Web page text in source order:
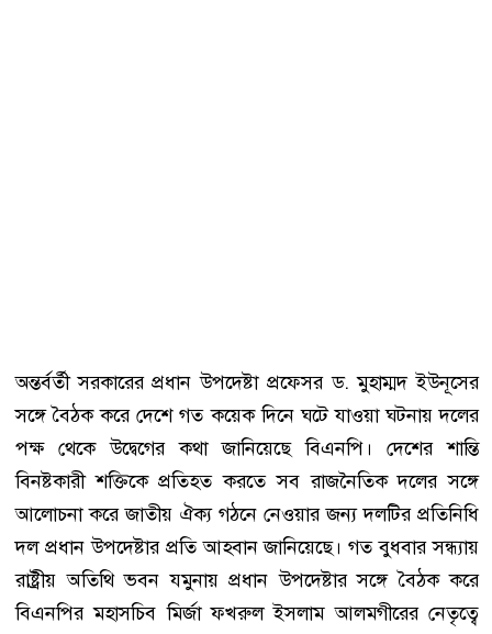
অন্তর্বর্তী সরকারের প্রধান উপদেষ্টা প্রফেসর ড. মুহাম্মদ ইউনূসের
সঙ্গে বৈঠক করে দেশে গত কয়েক দিনে ঘটে যাওয়া ঘটনায় দলের
পক্ষ থেকে উদ্বেগের কথা জানিয়েছে বিএনপি। দেশের শান্তি
বিনষ্টকারী শক্তিকে প্রতিহত করতে সব রাজনৈতিক দলের সঙ্গে
আলোচনা করে জাতীয় ঐক্য গঠনে নেওয়ার জন্য দলটির প্রতিনিধি
দল প্রধান উপদেষ্টার প্রতি আহবান জানিয়েছে। গত বুধবার সন্ধ্যায়
রাষ্ট্রীয় অতিথি ভবন যমুনায় প্রধান উপদেষ্টার সঙ্গে বৈঠক করে
বিএনপির মহাসচিব মির্জা ফখরুল ইসলাম আলমগীরের নেতৃত্বে